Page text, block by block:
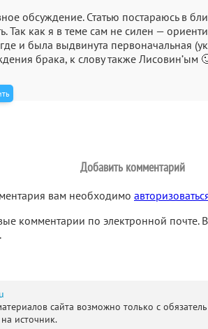
обсуждение. Статью постараюсь в
Так как я в теме сам не силен —
и была выдвинута первоначальная
брака, к слову также Лисовин’ым
Добавить комментарий
вам необходимо
комментарии по электронной почте.
сайта возможно только с
источник.